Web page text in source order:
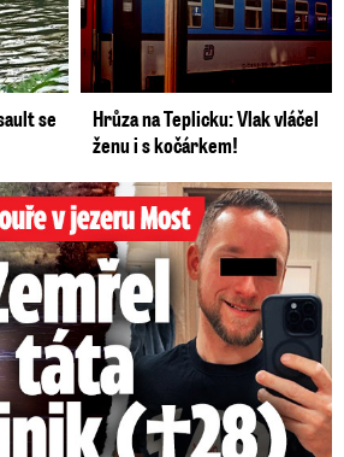
se
Hrůza na Teplicku: Vlak vláčel
ženu i s kočárkem!
Zemřel táta Dominik (†28)